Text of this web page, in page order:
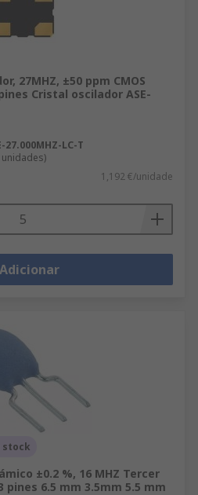
27MHZ, ±50 ppm CMOS
Cristal oscilador ASE-
27.000MHZ-LC-T
1,192 €/unidade
stock
±0.2 %, 16 MHZ Tercer
pines 6.5 mm 3.5mm 5.5 mm